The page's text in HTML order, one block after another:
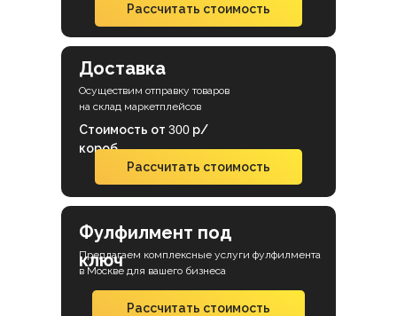
Рассчитать стоимость
Доставка
Осуществим отправку товаров
на склад маркетплейсов
Стоимость от 300 р/
короб
Рассчитать стоимость
Фулфилмент под
ключ
Предлагаем комплексные услуги фулфилмента
в Москве для вашего бизнеса
Рассчитать стоимость